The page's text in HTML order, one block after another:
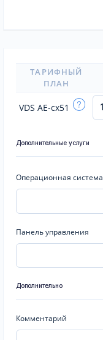
ТАРИФНЫЙ
ПЛАН
VDS AE-cx51
Дополнительные услуги
Операционная система
Панель управления
Дополнительно
Комментарий